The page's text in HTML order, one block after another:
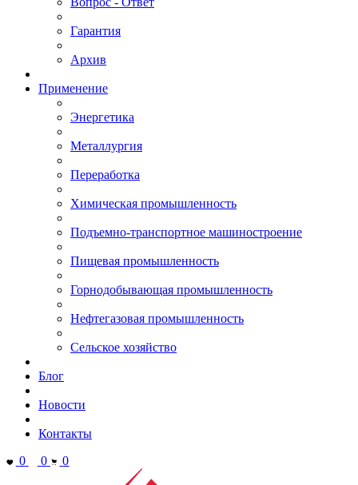
Гарантия
Архив
Применение
Энергетика
Металлургия
Переработка
Химическая промышленность
Подъемно-транспортное машиностроение
Пищевая промышленность
Горнодобывающая промышленность
Нефтегазовая промышленность
Сельское хозяйство
Блог
Новости
Контакты
0
0 0